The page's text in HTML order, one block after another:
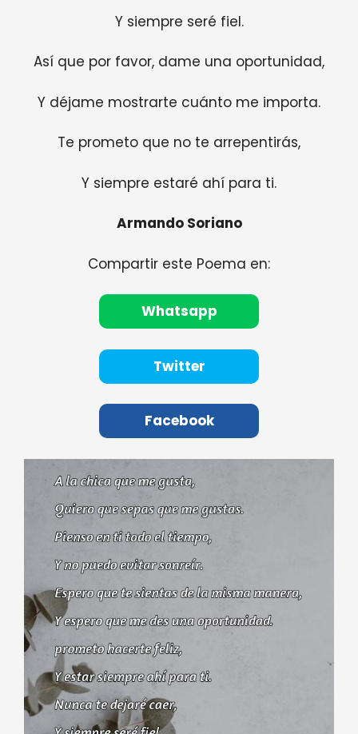
Y siempre seré fiel.
Así que por favor, dame una oportunidad,
Y déjame mostrarte cuánto me importa.
Te prometo que no te arrepentirás,
Y siempre estaré ahí para ti.
Armando Soriano
Compartir este Poema en:
Whatsapp
Twitter
Facebook